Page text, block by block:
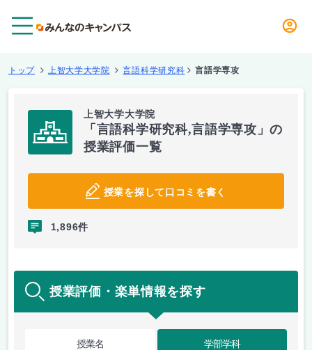
トップ 上智大学大学院 言語科学研究科 言語学専攻
上智大学大学院
「言語科学研究科,言語学専攻」の
授業評価一覧
授業を探して口コミを書く
1,896件
授業評価・楽単情報を探す
授業名 学部学科